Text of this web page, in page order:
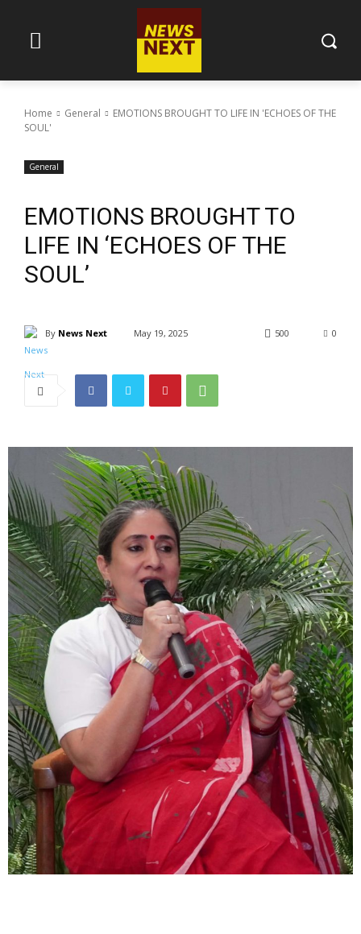
Home General
EMOTIONS BROUGHT TO LIFE IN 'ECHOES OF THE
SOUL'
General
EMOTIONS BROUGHT TO
LIFE IN ‘ECHOES OF THE
SOUL’
By News Next May 19, 2025 0
500